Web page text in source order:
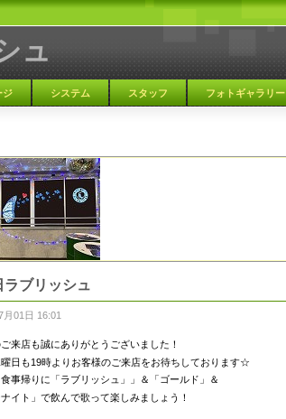
ュ
ジ システム スタッフ フォトギャラリー
大阪 天満 カラオケBAR
ラブリッシュ
月01日 16:01
来店も誠にありがとうございました！
日も19時よりお客様のご来店をお待ちしております☆
事帰りに「ラブリッシュ」」＆「ゴールド」＆
ナイト」で飲んで歌って楽しみましょう！